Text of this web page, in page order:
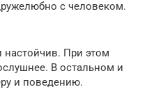
с человеком.
При этом
В остальном и
и поведению.